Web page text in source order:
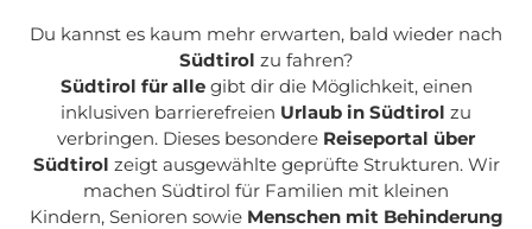
Du kannst es kaum mehr erwarten, bald wieder nach
Südtirol zu fahren?
Südtirol für allegibt dir die Möglichkeit, einen
inklusiven barrierefreien Urlaub in Südtirol zu
verbringen. Dieses besondere Reiseportal über
Südtirol zeigt ausgewählte geprüfte Strukturen. Wir
machen Südtirol für Familien mit kleinen
Kindern, Senioren sowie Menschen mit Behinderung